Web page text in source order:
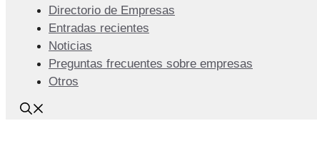
Directorio de Empresas
Entradas recientes
Noticias
Preguntas frecuentes sobre empresas
Otros